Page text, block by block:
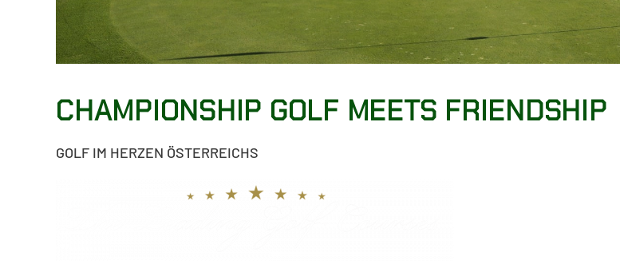
CHAMPIONSHIP GOLF MEETS FRIENDSHIP
GOLF IM HERZEN ÖSTERREICHS